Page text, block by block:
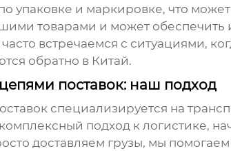
упаковке и маркировке, что
товарами и может обеспечить
встречаемся с ситуациями,
обратно в Китай.
поставок: наш подход
специализируется на
подход к логистике,
доставляем грузы, мы